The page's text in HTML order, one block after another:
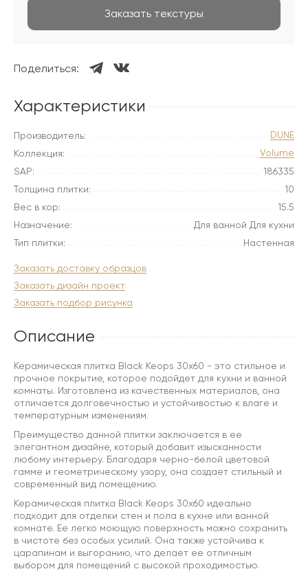
Заказать текстуры
Поделиться:
Характеристики
Производитель:
DUNE
Коллекция:
Volume
SAP:
186335
Толщина плитки:
10
Вес в кор:
15.5
Назначение:
Для ванной Для кухни
Тип плитки:
Настенная
Заказать доставку образцов
Заказать дизайн проект
Заказать подбор рисунка
Описание
Керамическая плитка Black Keops 30x60 - это стильное и
прочное покрытие, которое подойдет для кухни и ванной
комнаты. Изготовлена из качественных материалов, она
отличается долговечностью и устойчивостью к влаге и
температурным изменениям.
Преимущество данной плитки заключается в ее
элегантном дизайне, который добавит изысканности
любому интерьеру. Благодаря черно-белой цветовой
гамме и геометрическому узору, она создает стильный и
современный вид помещению.
Керамическая плитка Black Keops 30x60 идеально
подходит для отделки стен и пола в кухне или ванной
комнате. Ее легко моющую поверхность можно сохранить
в чистоте без особых усилий. Она также устойчива к
царапинам и выгоранию, что делает ее отличным
выбором для помещений с высокой проходимостью.